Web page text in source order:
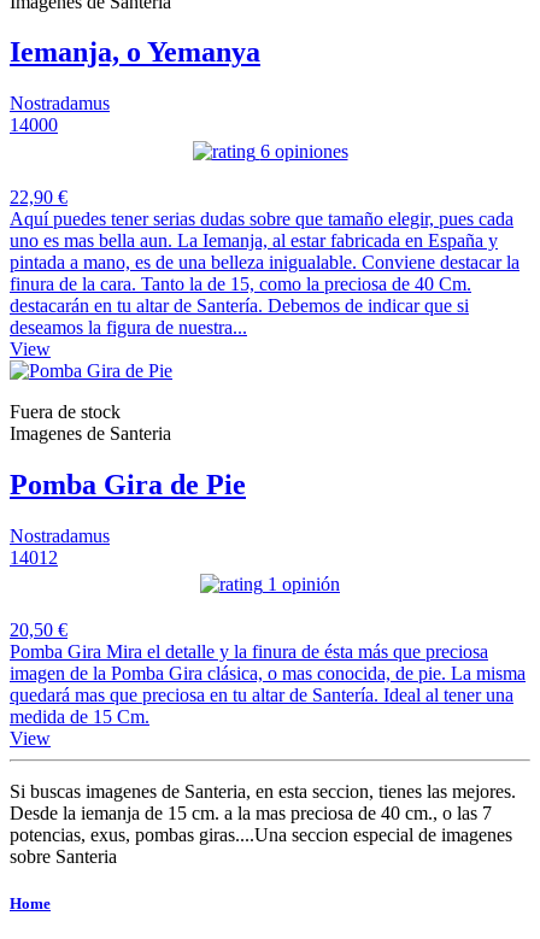
Iemanja, o Yemanya
Nostradamus
14000
6 opiniones
22,90 €
Aquí puedes tener serias dudas sobre que tamaño elegir, pues cada
uno es mas bella aun. La Iemanja, al estar fabricada en España y
pintada a mano, es de una belleza inigualable. Conviene destacar la
finura de la cara. Tanto la de 15, como la preciosa de 40 Cm.
destacarán en tu altar de Santería. Debemos de indicar que si
deseamos la figura de nuestra...
View
Fuera de stock
Imagenes de Santeria
Pomba Gira de Pie
Nostradamus
14012
1 opinión
20,50 €
Pomba Gira Mira el detalle y la finura de ésta más que preciosa
imagen de la Pomba Gira clásica, o mas conocida, de pie. La misma
quedará mas que preciosa en tu altar de Santería. Ideal al tener una
medida de 15 Cm.
View
Si buscas imagenes de Santeria, en esta seccion, tienes las mejores.
Desde la iemanja de 15 cm. a la mas preciosa de 40 cm., o las 7
potencias, exus, pombas giras....Una seccion especial de imagenes
sobre Santeria
Home